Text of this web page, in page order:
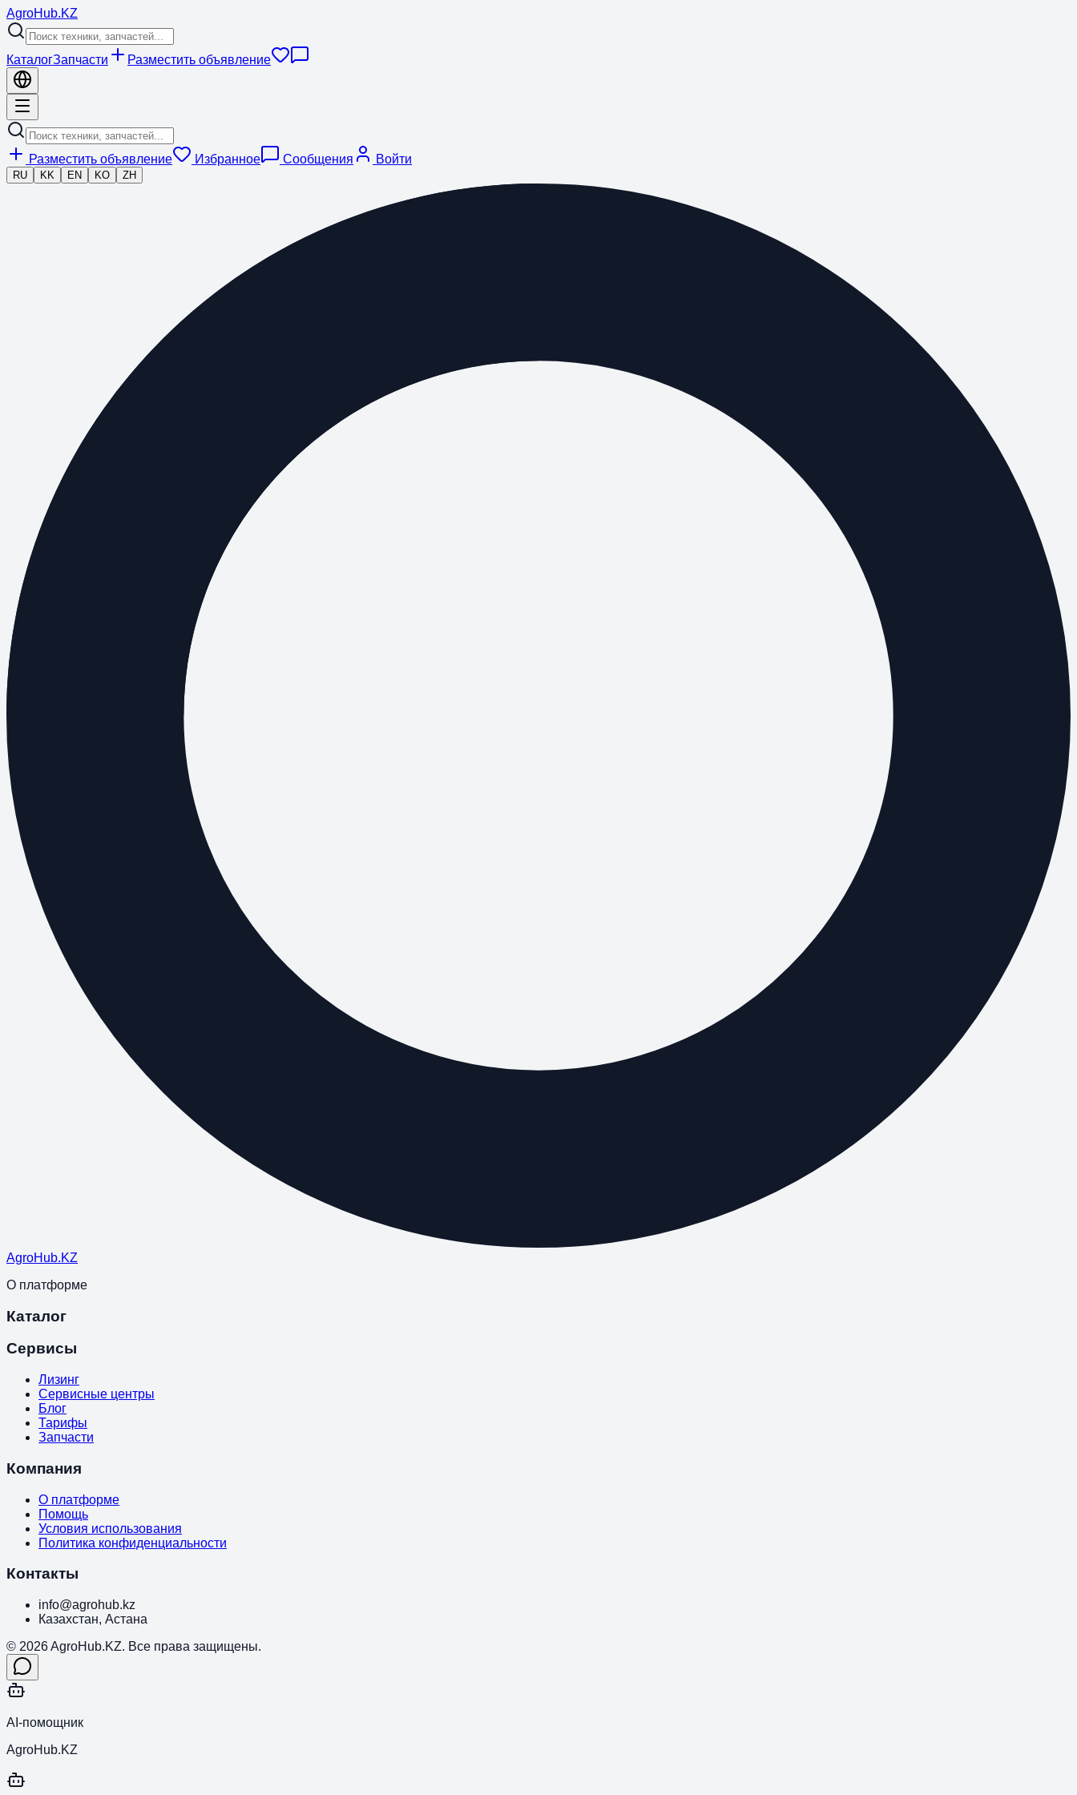
AgroHub.KZ
КаталогЗапчасти Разместить объявление
Разместить объявление Избранное Сообщения Войти
RU KK EN KO ZH
AgroHub.KZ
О платформе
Каталог
Сервисы
Лизинг
Сервисные центры
Блог
Тарифы
Запчасти
Компания
О платформе
Помощь
Условия использования
Политика конфиденциальности
Контакты
info@agrohub.kz
Казахстан, Астана
© 2026 AgroHub.KZ. Все права защищены.
AI-помощник
AgroHub.KZ